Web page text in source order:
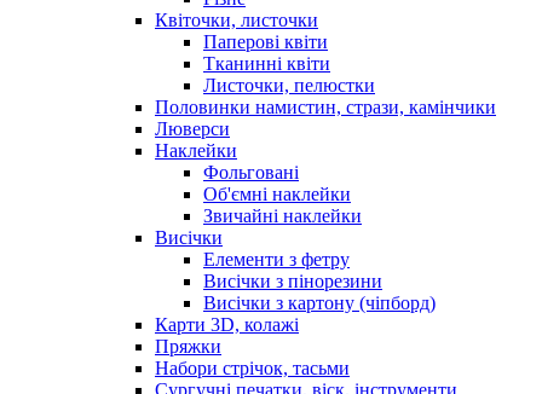
Квіточки, листочки
Паперові квіти
Тканинні квіти
Листочки, пелюстки
Половинки намистин, стрази, камінчики
Люверси
Наклейки
Фольговані
Об'ємні наклейки
Звичайні наклейки
Висічки
Елементи з фетру
Висічки з пінорезини
Висічки з картону (чіпборд)
Карти 3D, колажі
Пряжки
Набори стрічок, тасьми
Сургучні печатки, віск, інструменти